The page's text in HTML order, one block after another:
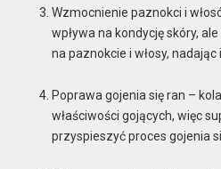
Wzmocnienie paznokci i
wpływa na kondycję skóry,
na paznokcie i włosy,
Poprawa gojenia się ran –
właściwości gojących, więc
przyspieszyć proces gojenia